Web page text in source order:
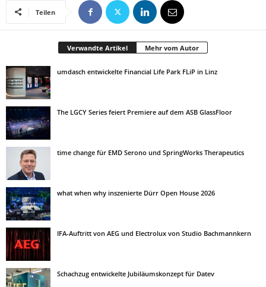
Teilen
Verwandte Artikel Mehr vom Autor
umdasch entwickelte Financial Life Park FLiP in Linz
The LGCY Series feiert Premiere auf dem ASB GlassFloor
time change für EMD Serono und SpringWorks Therapeutics
what when why inszenierte Dürr Open House 2026
IFA-Auftritt von AEG und Electrolux von Studio Bachmannkern
Schachzug entwickelte Jubiläumskonzept für Datev